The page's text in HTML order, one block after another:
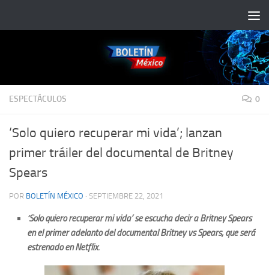
ESPECTÁCULOS 0
‘Solo quiero recuperar mi vida’; lanzan
primer tráiler del documental de Britney
Spears
POR BOLETÍN MÉXICO · SEPTIEMBRE 22, 2021
‘Solo quiero recuperar mi vida’ se escucha decir a Britney Spears
en el primer adelanto del documental Britney vs Spears, que será
estrenado en Netflix.